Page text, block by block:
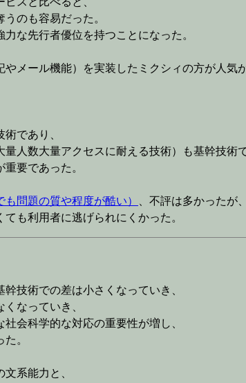
のも容易だった。
な先行者優位を持つことになった。
メール機能）を実装したミクシィの方が人気
であり、
人数大量アクセスに耐える技術）も基幹技術
要であった。
も問題の質や程度が酷い）
、不評は多かったが
も利用者に逃げられにくかった。
技術での差は小さくなっていき、
なっていき、
会科学的な対応の重要性が増し、
。
系能力と、